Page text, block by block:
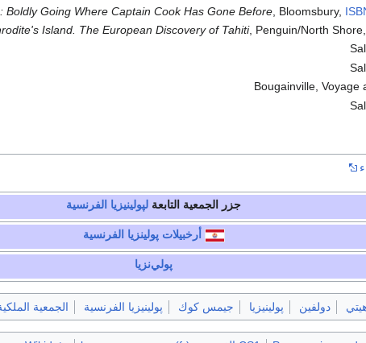
Boldly Going Where Captain Cook Has Gone Before , Bloomsbury,
Island. The European Discovery of Tahiti, Penguin/North
Bougainville, Voyage
جزر الجمعية التابعة لپولينيزيا الفرنسية
أرخبيلات پولينزيا الفرنسية
پولي‌نزيا
دولفين پولينيزيا جيمس كوك پولينيزيا الفرنسية الجمعية